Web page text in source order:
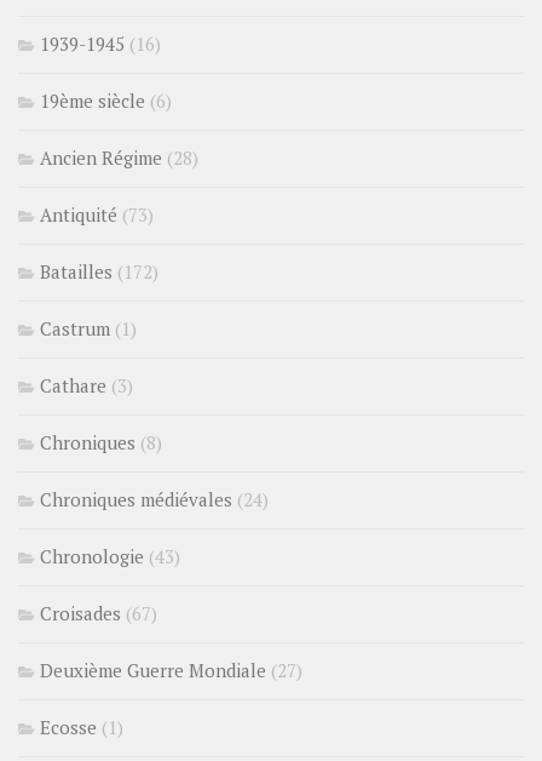
1939-1945 (16)
19ème siècle (6)
Ancien Régime (28)
Antiquité (73)
Batailles (172)
Castrum (1)
Cathare (3)
Chroniques (8)
Chroniques médiévales (24)
Chronologie (43)
Croisades (67)
Deuxième Guerre Mondiale (27)
Ecosse (1)